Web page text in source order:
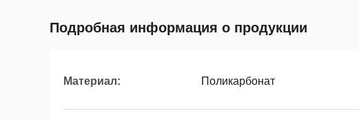
Подробная информация о продукции
Материал: Поликарбонат